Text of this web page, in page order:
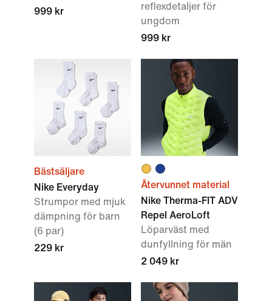
999 kr
reflexdetaljer för
ungdom
999 kr
Bästsäljare
Nike Everyday
Strumpor med mjuk
dämpning för barn
(6 par)
229 kr
Återvunnet material
Nike Therma-FIT ADV
Repel AeroLoft
Löparväst med
dunfyllning för män
2 049 kr